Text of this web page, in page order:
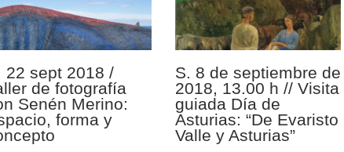
22 sept 2018 /
de fotografía
Senén Merino:
forma y
S. 8 de septiembre de
2018, 13.00 h // Visita
guiada Día de
Asturias: “De Evaristo
Valle y Asturias”